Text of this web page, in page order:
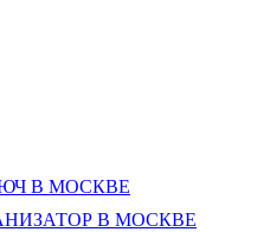
В МОСКВЕ
В МОСКВЕ